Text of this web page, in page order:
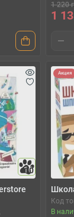
1 220
1
10
Акция
Код
В